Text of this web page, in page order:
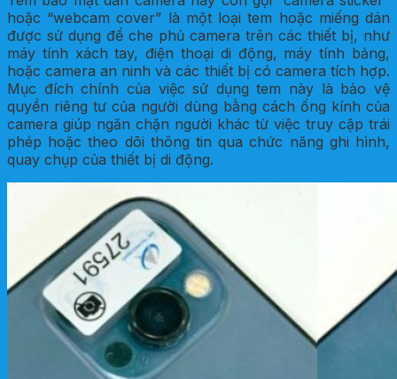
hoặc “webcam cover” là một loại tem hoặc miếng dán
được sử dụng để che phủ camera trên các thiết bị, như
máy tính xách tay, điện thoại di động, máy tính bảng,
hoặc camera an ninh và các thiết bị có camera tích hợp.
Mục đích chính của việc sử dụng tem này là bảo vệ
quyền riêng tư của người dùng bằng cách ống kính của
camera giúp ngăn chặn người khác từ việc truy cập trái
phép hoặc theo dõi thông tin qua chức năng ghi hình,
quay chụp của thiết bị di động.